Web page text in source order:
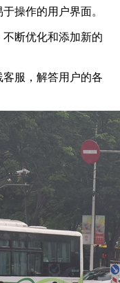
操作的用户界面。
断优化和添加新的
服，解答用户的各